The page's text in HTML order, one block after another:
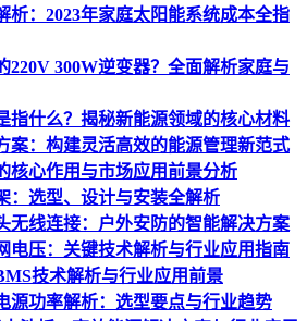
析：2023年家庭太阳能系统成本全指
220V 300W逆变器？全面解析家庭与
指什么？揭秘新能源领域的核心材料
案：构建灵活高效的能源管理新范式
核心作用与市场应用前景分析
：选型、设计与安装全解析
无线连接：户外安防的智能解决方案
电压：关键技术解析与行业应用指南
技术解析与行业应用前景
源功率解析：选型要点与行业趋势